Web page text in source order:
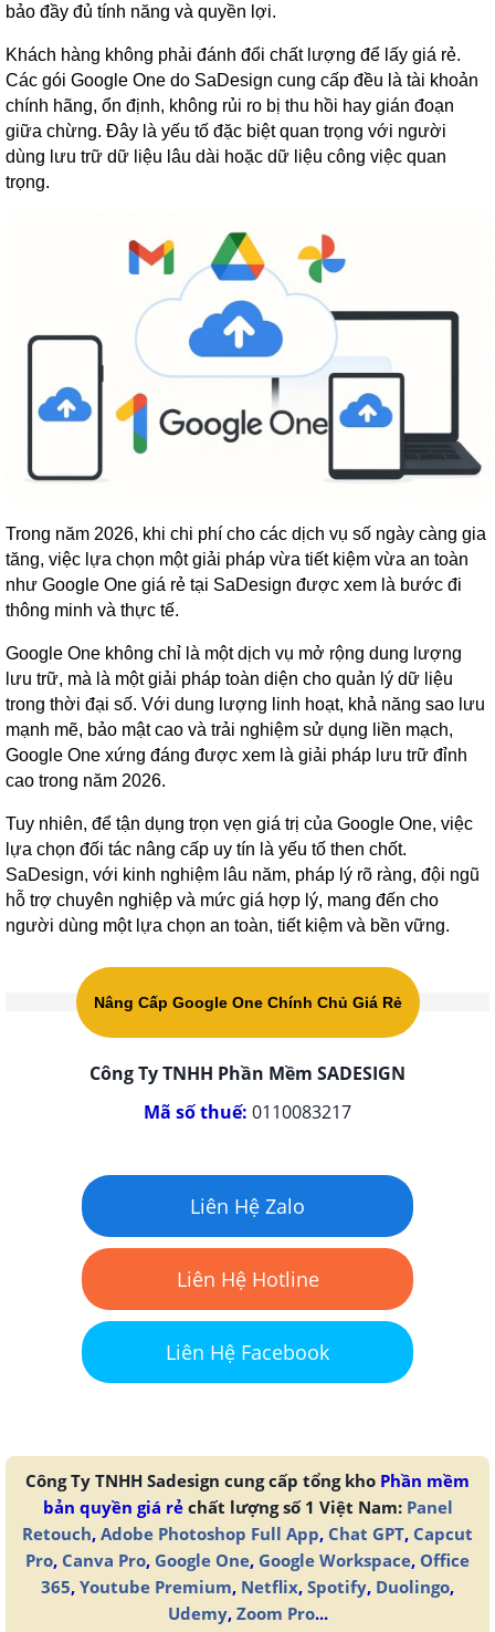
bảo đầy đủ tính năng và quyền lợi.
Khách hàng không phải đánh đổi chất lượng để lấy giá rẻ.
Các gói Google One do SaDesign cung cấp đều là tài khoản
chính hãng, ổn định, không rủi ro bị thu hồi hay gián đoạn
giữa chừng. Đây là yếu tố đặc biệt quan trọng với người
dùng lưu trữ dữ liệu lâu dài hoặc dữ liệu công việc quan
trọng.
Trong năm 2026, khi chi phí cho các dịch vụ số ngày càng gia
tăng, việc lựa chọn một giải pháp vừa tiết kiệm vừa an toàn
như Google One giá rẻ tại SaDesign được xem là bước đi
thông minh và thực tế.
Google One không chỉ là một dịch vụ mở rộng dung lượng
lưu trữ, mà là một giải pháp toàn diện cho quản lý dữ liệu
trong thời đại số. Với dung lượng linh hoạt, khả năng sao lưu
mạnh mẽ, bảo mật cao và trải nghiệm sử dụng liền mạch,
Google One xứng đáng được xem là giải pháp lưu trữ đỉnh
cao trong năm 2026.
Tuy nhiên, để tận dụng trọn vẹn giá trị của Google One, việc
lựa chọn đối tác nâng cấp uy tín là yếu tố then chốt.
SaDesign, với kinh nghiệm lâu năm, pháp lý rõ ràng, đội ngũ
hỗ trợ chuyên nghiệp và mức giá hợp lý, mang đến cho
người dùng một lựa chọn an toàn, tiết kiệm và bền vững.
Nâng Cấp Google One Chính Chủ Giá Rẻ
Công Ty TNHH Phần Mềm SADESIGN
Mã số thuế: 0110083217
Liên Hệ Zalo
Liên Hệ Hotline
Liên Hệ Facebook
Công Ty TNHH Sadesign cung cấp tổng kho Phần mềm
bản quyền giá rẻchất lượng số 1 Việt Nam: Panel
Retouch, Adobe Photoshop Full App, Chat GPT, Capcut
Pro, Canva Pro, Google One, Google Workspace, Office
365, Youtube Premium, Netflix, Spotify, Duolingo,
Udemy, Zoom Pro...